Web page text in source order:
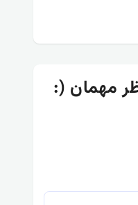
:) شما نیز مرا یک نظر مهمان